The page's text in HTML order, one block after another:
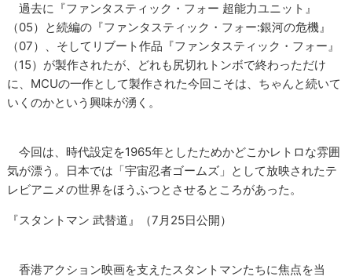
過去に『ファンタスティック・フォー 超能力ユニット』
（05）と続編の『ファンタスティック・フォー:銀河の危機』
（07）、そしてリブート作品『ファンタスティック・フォー』
（15）が製作されたが、どれも尻切れトンボで終わっただけ
に、MCUの一作として製作された今回こそは、ちゃんと続いて
いくのかという興味が湧く。
今回は、時代設定を1965年としたためかどこかレトロな雰囲
気が漂う。日本では「宇宙忍者ゴームズ」として放映されたテ
レビアニメの世界をほうふつとさせるところがあった。
『スタントマン 武替道』（7月25日公開）
香港アクション映画を支えたスタントマンたちに焦点を当